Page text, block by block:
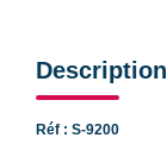
Description
Réf : S-9200